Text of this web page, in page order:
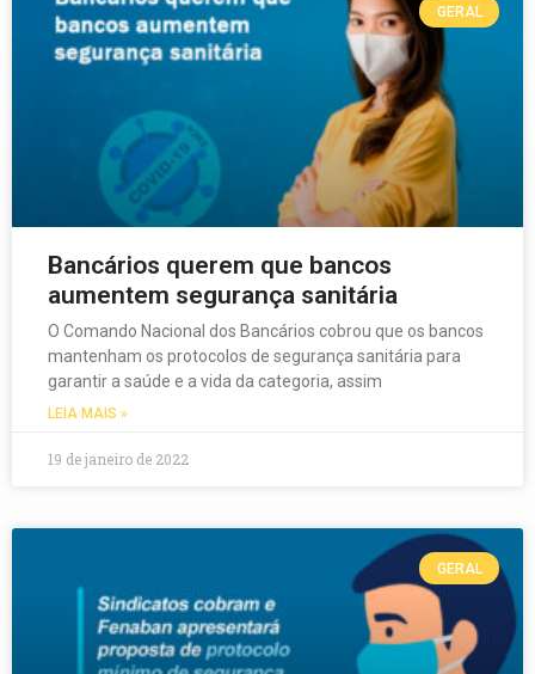
GERAL
Bancários querem que bancos
aumentem segurança sanitária
O Comando Nacional dos Bancários cobrou que os bancos
mantenham os protocolos de segurança sanitária para
garantir a saúde e a vida da categoria, assim
LEIA MAIS »
19 de janeiro de 2022
GERAL